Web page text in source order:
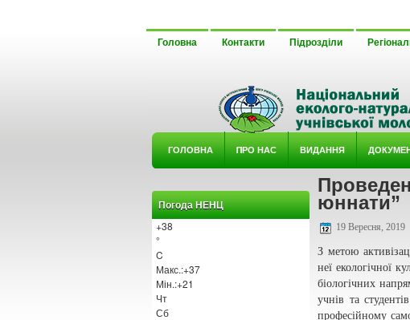
Головна Контакти Підрозділи
ГОЛОВНА ΠРО НАС ВИДАННЯ
Погода НЕНЦ
+38
°
C
Макс.:+37
Мін.:+21
Чт
Сб
юннати”
19 Вересня, 2019
З метою
неї екологічної
біологічних
учнів та
професійному